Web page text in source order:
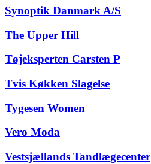
Synoptik Danmark A/S
The Upper Hill
Tøjeksperten Carsten P
Tvis Køkken Slagelse
Tygesen Women
Vero Moda
Vestsjællands Tandlægecenter